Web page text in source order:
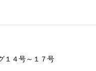
１４号～１７号